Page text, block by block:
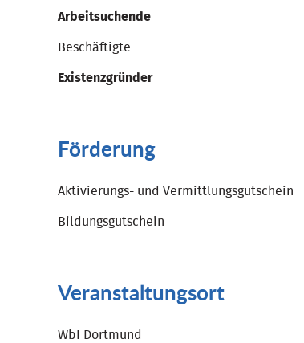
Arbeitsuchende
Beschäftigte
Existenzgründer
Förderung
Aktivierungs- und Vermittlungsgutschein
Bildungsgutschein
Veranstaltungsort
WbI Dortmund